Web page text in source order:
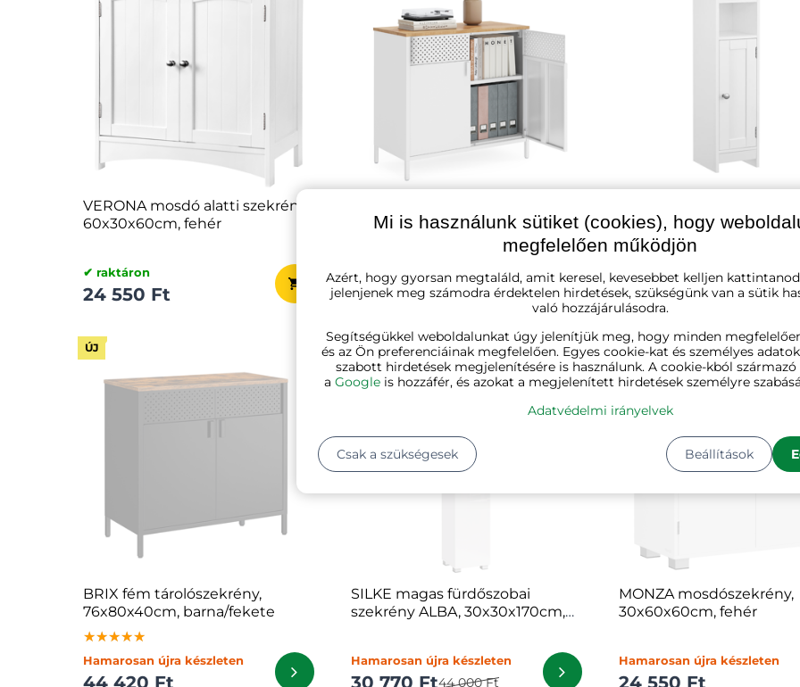
VERONA mosdó alatti szekrény,
60x30x60cm, fehér
✔ raktáron
24 550 Ft
76x80x40cm, barna/fehér
✔ raktáron
44 420 Ft
20x18x80 cm, fehér
✔ raktáron
15 230 Ft
ÚJ
BRIX fém tárolószekrény,
76x80x40cm, barna/fekete
★★★★★
★★★★★
★★★★★
Hamarosan újra készleten
44 420 Ft
ÚJ
SILKE magas fürdőszobai
szekrény ALBA, 30x30x170cm,
Hamarosan újra készleten
30 770 Ft44 000 Ft
ÚJ
MONZA mosdószekrény,
30x60x60cm, fehér
Hamarosan újra készleten
24 550 Ft
Mi is használunk sütiket (cookies), hogy
megfelelően működjön
Azért, hogy gyorsan megtaláld, amit keresel, kevesebbet kelljen
jelenjenek meg számodra érdektelen hirdetések, szükségünk van a sütik
való hozzájárulásodra.
Segítségükkel weboldalunkat úgy jelenítjük meg, hogy minden
és az Ön preferenciáinak megfelelően. Egyes cookie-kat és személyes
szabott hirdetések megjelenítésére is használunk. A cookie-kból
a Googleis hozzáfér, és azokat a megjelenített hirdetések személyre
Adatvédelmi irányelvek
Beállítások
Csak a szükségesek